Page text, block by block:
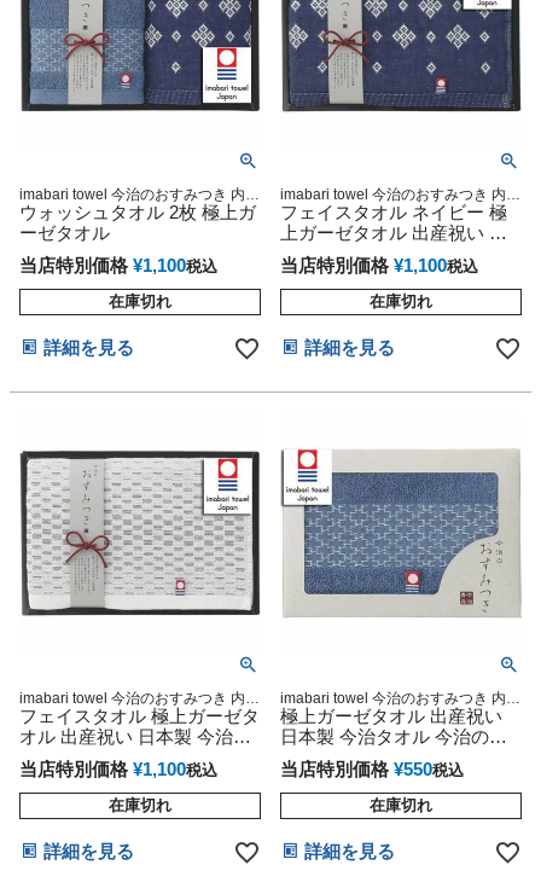
imabari towel 今治のおすみつき 内祝
い 今治タオル
ウォッシュタオル 2枚 極上ガ
ーゼタオル
当店特別価格 ¥1,100税込
在庫切れ
詳細を見る
imabari towel 今治のおすみつき 内祝
い 今治タオル フェイスタオル
フェイスタオル ネイビー 極
上ガーゼタオル 出産祝い 日
本製 今治タオル 今治のおす
みつき 今治秀品
当店特別価格 ¥1,100税込
在庫切れ
詳細を見る
imabari towel 今治のおすみつき 内祝
い 今治タオル フェイスタオル
フェイスタオル 極上ガーゼタ
オル 出産祝い 日本製 今治タ
オル 今治のおすみつき 今治
秀品
当店特別価格 ¥1,100税込
在庫切れ
詳細を見る
imabari towel 今治のおすみつき 内祝
い 今治タオル
極上ガーゼタオル 出産祝い
日本製 今治タオル 今治のお
すみつき 今治秀品
当店特別価格 ¥550税込
在庫切れ
詳細を見る